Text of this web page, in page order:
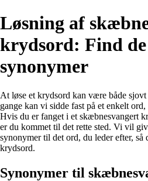
Løsning af
krydsord: Find
synonymer
At løse et krydsord kan være både
gange kan vi sidde fast på et enkelt
Hvis du er fanget i et skæbnesvangert
er du kommet til det rette sted. Vi vil
synonymer til det ord, du leder efter,
krydsord.
Synonymer til